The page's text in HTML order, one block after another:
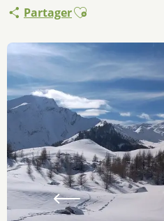
PartagerAjouter aux favoris